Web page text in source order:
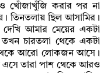
খোঁজাখুঁজি করার পর না
তিনতলায় ছিল আসামির।
আমার মেয়ের একটা
চারতলা থেকে একটা
আরো লোকজন আসে।
তারা পাশ থেকে আরও